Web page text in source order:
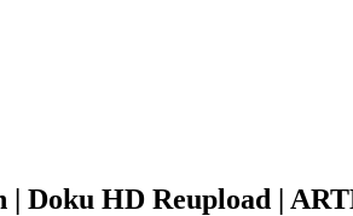
Doku HD Reupload |